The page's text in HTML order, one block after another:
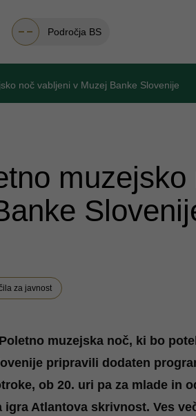
Področja BS
noč vabljeni v Muzej Banke Slovenije
za javnost
muzejska noč, ki bo
pripravili dodaten
ob 20. uri pa za mlade in
igra Atlantova skrivnost. Ves